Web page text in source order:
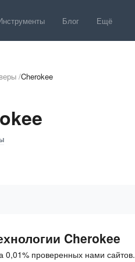
Блог Ещё
/Cherokee
Cherokee
0,01% проверенных нами сайтов.